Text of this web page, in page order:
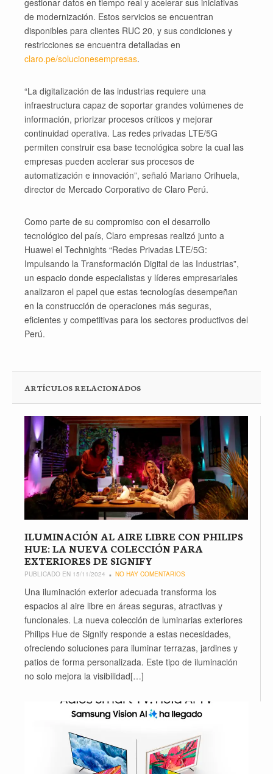
gestionar datos en tiempo real y acelerar sus iniciativas
de modernización. Estos servicios se encuentran
disponibles para clientes RUC 20, y sus condiciones y
restricciones se encuentra detalladas en
claro.pe/solucionesempresas.
“La digitalización de las industrias requiere una
infraestructura capaz de soportar grandes volúmenes de
información, priorizar procesos críticos y mejorar
continuidad operativa. Las redes privadas LTE/5G
permiten construir esa base tecnológica sobre la cual las
empresas pueden acelerar sus procesos de
automatización e innovación”, señaló Mariano Orihuela,
director de Mercado Corporativo de Claro Perú.
Como parte de su compromiso con el desarrollo
tecnológico del país, Claro empresas realizó junto a
Huawei el Technights “Redes Privadas LTE/5G:
Impulsando la Transformación Digital de las Industrias”,
un espacio donde especialistas y líderes empresariales
analizaron el papel que estas tecnologías desempeñan
en la construcción de operaciones más seguras,
eficientes y competitivas para los sectores productivos del
Perú.
ARTÍCULOS RELACIONADOS
ILUMINACIÓN AL AIRE LIBRE CON PHILIPS
HUE: LA NUEVA COLECCIÓN PARA
EXTERIORES DE SIGNIFY
PUBLICADO EN 15/11/2024 NO HAY COMENTARIOS
Una iluminación exterior adecuada transforma los
espacios al aire libre en áreas seguras, atractivas y
funcionales. La nueva colección de luminarias exteriores
Philips Hue de Signify responde a estas necesidades,
ofreciendo soluciones para iluminar terrazas, jardines y
patios de forma personalizada. Este tipo de iluminación
no solo mejora la visibilidad[…]